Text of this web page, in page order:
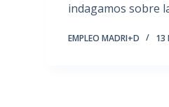
indagamos sobre
EMPLEO MADRI+D 13